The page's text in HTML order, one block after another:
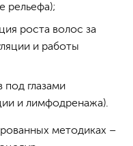
рельефа);
роста волос за
и работы
под глазами
и лимфодренажа).
методиках –